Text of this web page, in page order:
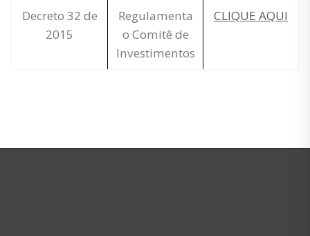
Decreto 32 de
2015
Regulamenta
o Comitê de
Investimentos
CLIQUE AQUI